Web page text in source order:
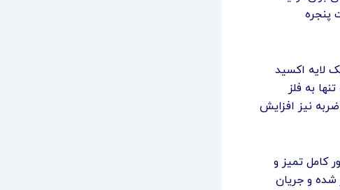
پنجره
لایه اکسید
به فلز
نیز افزایش
کامل تمیز و
شده و جریان